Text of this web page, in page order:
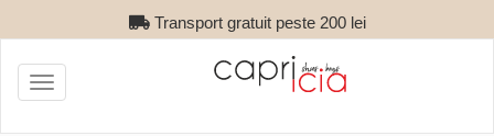
Transport gratuit peste 200 lei
Toggle
navigation